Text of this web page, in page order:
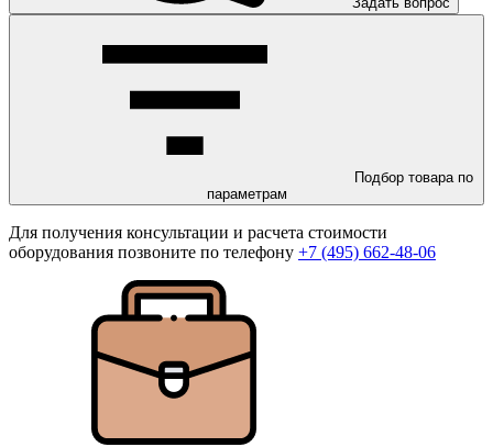
параметрам
Для получения консультации и расчета стоимости
оборудования позвоните по телефону +7 (495) 662-48-06